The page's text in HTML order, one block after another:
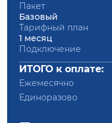
Пакет
Базовый
Тарифный план
1 месяц
Подключение
ИТОГО к оплате:
Ежемесячно
Единоразово